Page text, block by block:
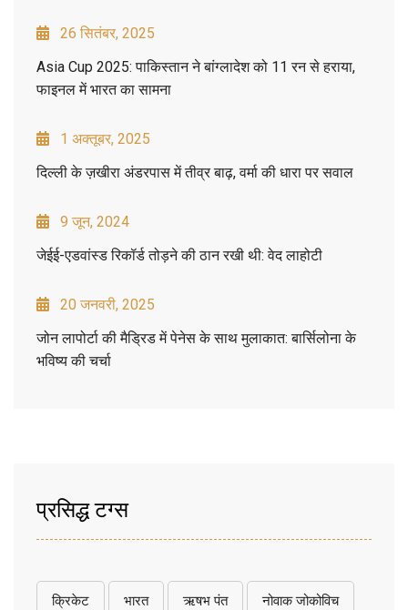
26 सितंबर, 2025
Asia Cup 2025: पाकिस्तान ने बांग्लादेश को 11 रन से हराया,
फाइनल में भारत का सामना
1 अक्तूबर, 2025
दिल्ली के ज़खीरा अंडरपास में तीव्र बाढ़, वर्मा की धारा पर सवाल
9 जून, 2024
जेईई-एडवांस्ड रिकॉर्ड तोड़ने की ठान रखी थी: वेद लाहोटी
20 जनवरी, 2025
जोन लापोर्टा की मैड्रिड में पेनेस के साथ मुलाकात: बार्सिलोना के
भविष्य की चर्चा
प्रसिद्ध टग्स
क्रिकेट भारत ऋषभ पंत नोवाक जोकोविच